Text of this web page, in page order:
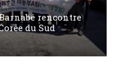
rencontre
du Sud